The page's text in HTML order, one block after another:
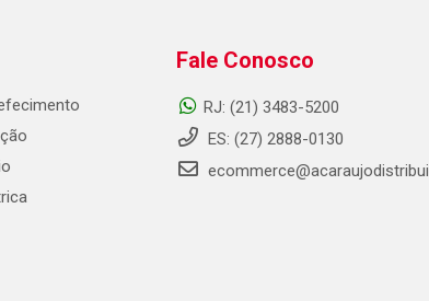
Fale Conosco
RJ: (21) 3483-5200
ES: (27) 2888-0130